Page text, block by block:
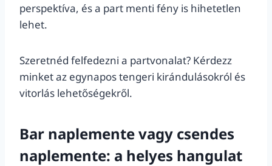
perspektíva, és a part menti fény is hihetetlen
lehet.
Szeretnéd felfedezni a partvonalat? Kérdezz
minket az egynapos tengeri kirándulásokról és
vitorlás lehetőségekről.
Bar naplemente vagy csendes
naplemente: a helyes hangulat